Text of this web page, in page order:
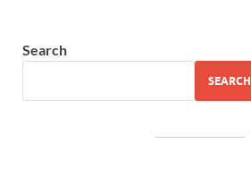
Search
SEARCH